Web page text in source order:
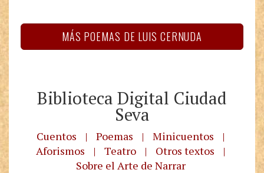
MÁS POEMAS DE LUIS CERNUDA
Biblioteca Digital Ciudad
Seva
Cuentos | Poemas | Minicuentos
|
Aforismos
| Teatro | Otros textos
|
Sobre el Arte de Narrar